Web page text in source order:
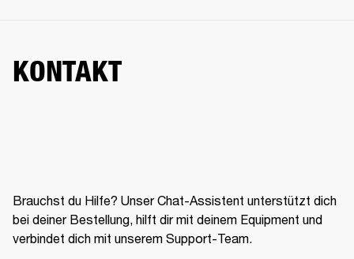
KONTAKT
Brauchst du Hilfe? Unser Chat-Assistent unterstützt dich
bei deiner Bestellung, hilft dir mit deinem Equipment und
verbindet dich mit unserem Support-Team.